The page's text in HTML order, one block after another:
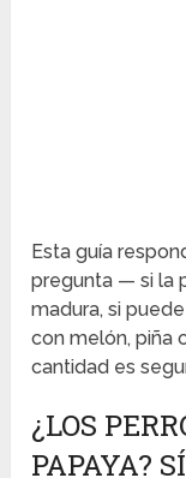
Esta guía
pregunta — si la
madura, si
con melón, piña
cantidad es
¿LOS
PAPAYA?